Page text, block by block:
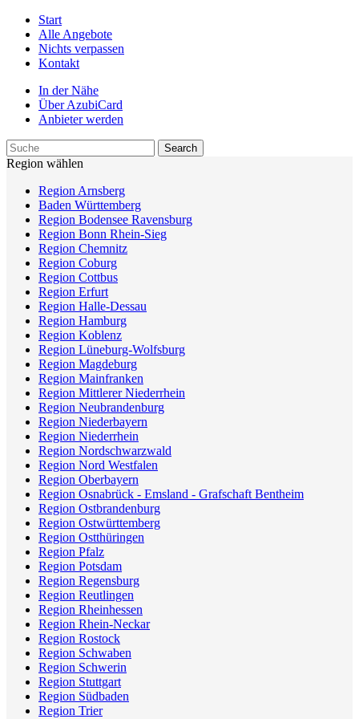
Start
Alle Angebote
Nichts verpassen
Kontakt
In der Nähe
Über AzubiCard
Anbieter werden
Region wählen
Region Arnsberg
Baden Württemberg
Region Bodensee Ravensburg
Region Bonn Rhein-Sieg
Region Chemnitz
Region Coburg
Region Cottbus
Region Erfurt
Region Halle-Dessau
Region Hamburg
Region Koblenz
Region Lüneburg-Wolfsburg
Region Magdeburg
Region Mainfranken
Region Mittlerer Niederrhein
Region Neubrandenburg
Region Niederbayern
Region Niederrhein
Region Nordschwarzwald
Region Nord Westfalen
Region Oberbayern
Region Osnabrück - Emsland - Grafschaft Bentheim
Region Ostbrandenburg
Region Ostwürttemberg
Region Ostthüringen
Region Pfalz
Region Potsdam
Region Regensburg
Region Reutlingen
Region Rheinhessen
Region Rhein-Neckar
Region Rostock
Region Schwaben
Region Schwerin
Region Stuttgart
Region Südbaden
Region Trier